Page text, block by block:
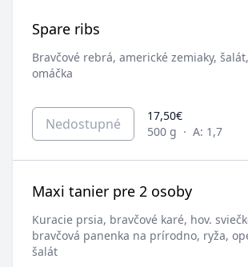
Spare ribs
Bravčové rebrá, americké zemiaky,
omáčka
Nedostupné
17,50€
500 g · A: 1,7
Maxi tanier pre 2 osoby
Kuracie prsia, bravčové karé, hov.
bravčová panenka na prírodno, ryža,
šalát